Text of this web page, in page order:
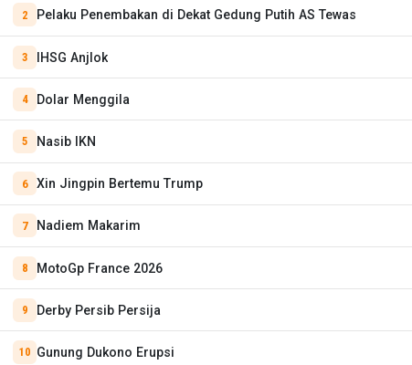
Pelaku Penembakan di Dekat Gedung Putih AS Tewas
IHSG Anjlok
Dolar Menggila
Nasib IKN
Xin Jingpin Bertemu Trump
Nadiem Makarim
MotoGp France 2026
Derby Persib Persija
Gunung Dukono Erupsi